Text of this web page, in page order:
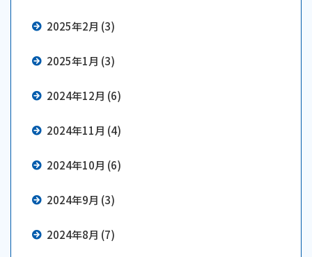
2025年2月 (3)
2025年1月 (3)
2024年12月 (6)
2024年11月 (4)
2024年10月 (6)
2024年9月 (3)
2024年8月 (7)